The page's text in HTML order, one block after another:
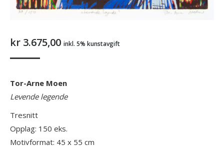
kr 3.675,00 inkl. 5% kunstavgift
Tor-Arne Moen
Levende legende
Tresnitt
Opplag: 150 eks.
Motivformat: 45 x 55 cm